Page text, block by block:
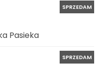
SPRZEDAM
Pasieka
SPRZEDAM